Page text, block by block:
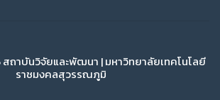
ถาบันวิจัยและพัฒนา | มหาวิทยาลัยเทคโนโลยี
ราชมงคลสุวรรณภูมิ